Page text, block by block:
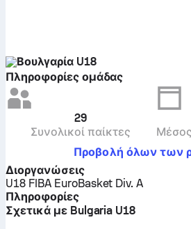
Βουλγαρία U18
Πληροφορίες ομάδας
29
Συνολικοί παίκτες
Προβολή όλων των
Διοργανώσεις
U18 FIBA EuroBasket Div. A
Πληροφορίες
Σχετικά με Bulgaria U18